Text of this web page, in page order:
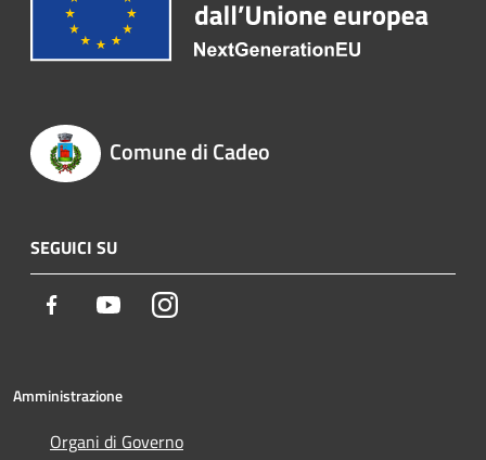
Comune di Cadeo
SEGUICI SU
Facebook YoutubeInstagram
Amministrazione
Organi di Governo